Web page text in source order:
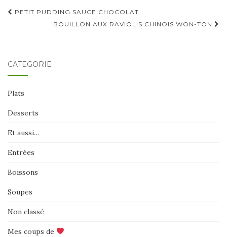
Navigation
d'article
PETIT PUDDING SAUCE CHOCOLAT
BOUILLON AUX RAVIOLIS CHINOIS WON-TON
CATÉGORIE
Plats
Desserts
Et aussi…
Entrées
Boissons
Soupes
Non classé
Mes coups de